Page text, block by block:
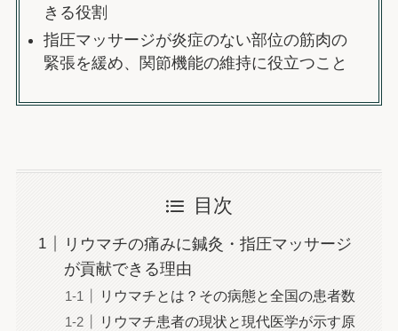
きる役割
指圧マッサージが炎症のない部位の筋肉の
緊張を緩め、関節機能の維持に役立つこと
目次
リウマチの痛みに鍼灸・指圧マッサージ
が貢献できる理由
リウマチとは？その病態と全国の患者数
リウマチ患者の現状と現代医学が示す原